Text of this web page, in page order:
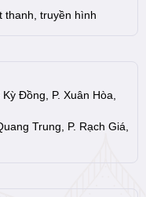
thanh, truyền hình
Đồng, P. Xuân Hòa,
Trung, P. Rạch Giá,